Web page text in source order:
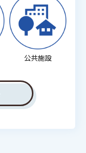
公共施設